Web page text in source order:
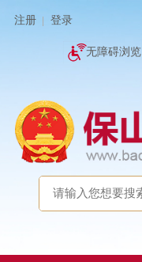
注册 登录
无障碍浏览